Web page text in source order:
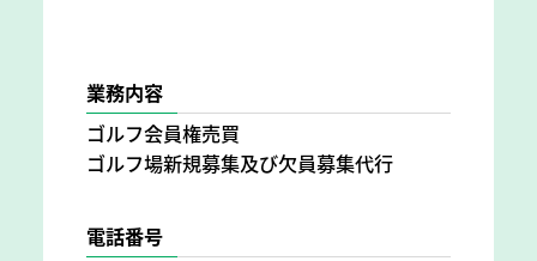
業務内容
ゴルフ会員権売買
ゴルフ場新規募集及び欠員募集代行
電話番号